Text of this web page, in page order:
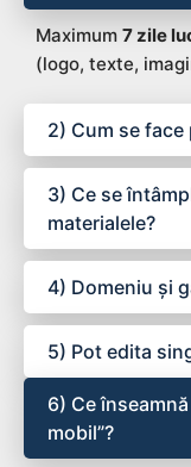
Maximum 7 zile
(logo, texte,
2) Cum se face
3) Ce se
materialele?
4) Domeniu și
5) Pot edita
6) Ce
mobil”?